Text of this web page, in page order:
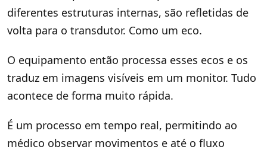
diferentes estruturas internas, são refletidas de
volta para o transdutor. Como um eco.
O equipamento então processa esses ecos e os
traduz em imagens visíveis em um monitor. Tudo
acontece de forma muito rápida.
É um processo em tempo real, permitindo ao
médico observar movimentos e até o fluxo